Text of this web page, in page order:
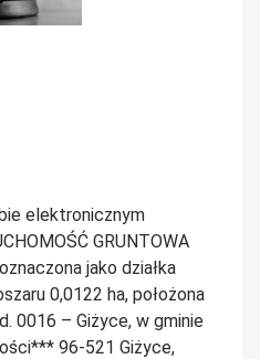
elektronicznym
GRUNTOWA
jako działka
0,0122 ha, położona
0016 – Giżyce, w gminie
96-521 Giżyce,